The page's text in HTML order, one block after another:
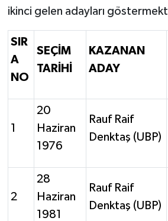
ikinci gelen adayları
SIR
A
NO
SEÇİM
TARİHİ
KAZANAN
ADAY
1
20
Haziran
1976
Rauf Raif
Denktaş (UBP)
2
28
Haziran
1981
Rauf Raif
Denktaş (UBP)